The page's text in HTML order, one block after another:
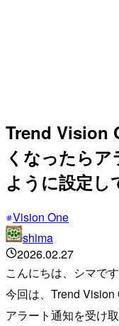
Trend Vision
くなったら
ように設定し
Vision One
shima
2026.02.27
こんにちは、シマです
今回は、Trend
アラート通知を受け